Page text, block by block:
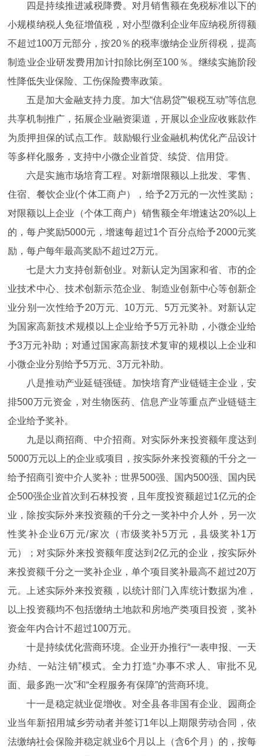
四是持续推进减税降费。对月销售额在免税标准以下的
小规模纳税人免征增值税，对小型微利企业年应纳税所得额
不超过100万元部分，按20％的税率缴纳企业所得税，提高
制造业企业研发费用加计扣除比例至100％。继续实施阶段
性降低失业保险、工伤保险费率政策。
五是加大金融支持力度。加大“信易贷”“银税互动”等信息
共享机制推广，拓展企业融资渠道，开展以企业应收账款作
为质押担保的试点工作。鼓励银行业金融机构优化产品设计
等多样化服务，支持中小微企业首贷、续贷、信用贷。
六是实施市场培育工程。对新增限额以上批发、零售、
住宿、餐饮企业(个体工商户），给予2万元的一次性奖励；
对限额以上企业（个体工商户）销售额全年增速达20%以上
的，每户奖励5000元，增速每超过1个百分点给予2000元奖
励，每户每年最高奖励不超过2万元。
七是大力支持创新创业。对新认定为国家和省、市的企
业技术中心、技术创新示范企业、制造业创新中心等创新企
业分别一次性给予20万元、10万元、5万元奖补。对新认定
为国家高新技术规模以上企业给予5万元补助，小微企业给
予3万元补助；对通过国家高新技术复审的规模以上企业和
小微企业分别给予5万元、3万元补助。
八是推动产业延链强链。加快培育产业链链主企业，安
排500万元资金，对生物医药、信息产业等重点产业链链主
企业给予奖补。
九是以商招商、中介招商。对实际外来投资额年度达到
5000万元以上的企业或项目，按实际外来投资额的千分之一
给予招商引资中介人奖补；世界500强、国内500强、国内民
企500强企业首次到石林投资，且年度投资额超过1亿元的企
业，除按实际外来投资额的千分之一奖补中介人外，另一次
性奖补企业6万元/家次（市级奖补5万元，县级奖补1万
元）；对实际外来投资额年度达到2亿元的企业，按实际外
来投资额千分之一奖补企业，单个项目奖补最高不超过20万
元。上述实际外来投资额，以统计部门入库统计数据为准，
以上投资额均不包括缴纳土地款和房地产类项目投资，奖补
资金年内合计不超过100万元。
十是持续优化营商环境。企业开办推行“一表申报、一天
办结、一站注销”模式。全力打造“办事不求人、审批不见
面、最多跑一次”和“全程服务有保障”的营商环境。
十一是稳定就业促增收。对全县各非国有企业、园商企
业当年新招用城乡劳动者并签订1年以上期限劳动合同，依
法缴纳社会保险并稳定就业6个月以上（含6个月）的，按每